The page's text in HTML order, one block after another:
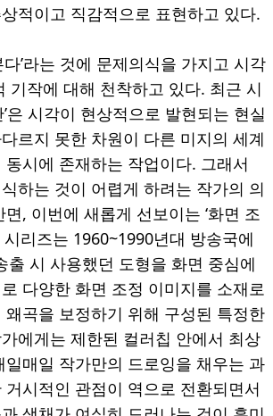
적이고 직감적으로 표현하고 있다.
다’라는 것에 문제의식을 가지고 시각
기작에 대해 천착하고 있다. 최근 시
’은 시각이 현상적으로 발현되는 현실
르지 못한 차원이 다른 미지의 세계
시에 존재하는 작업이다. 그래서
하는 것이 어렵게 하려는 작가의 의
, 이번에 새롭게 선보이는 ‘화면 조
시리즈는 1960~1990년대 방송국에
출 시 사용했던 도형을 화면 중심에
다양한 화면 조정 이미지를 소재로
왜곡을 보정하기 위해 구성된 특정한
에게는 제한된 컬러칩 안에서 최상
일매일 작가만의 드로잉을 채우는 과
시적인 관점이 역으로 전환되면서